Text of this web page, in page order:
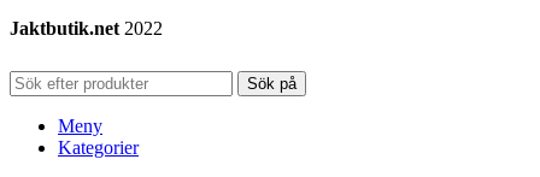
Jaktbutik.net 2022
Sök på
Meny
Kategorier